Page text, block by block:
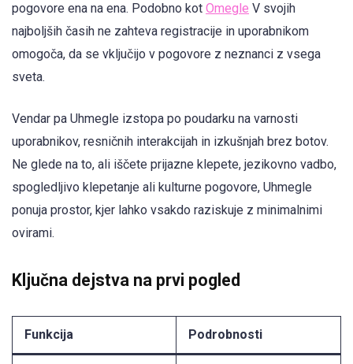
pogovore ena na ena. Podobno kot Omegle V svojih
najboljših časih ne zahteva registracije in uporabnikom
omogoča, da se vključijo v pogovore z neznanci z vsega
sveta.
Vendar pa Uhmegle izstopa po poudarku na varnosti
uporabnikov, resničnih interakcijah in izkušnjah brez botov.
Ne glede na to, ali iščete prijazne klepete, jezikovno vadbo,
spogledljivo klepetanje ali kulturne pogovore, Uhmegle
ponuja prostor, kjer lahko vsakdo raziskuje z minimalnimi
ovirami.
Ključna dejstva na prvi pogled
Funkcija Podrobnosti